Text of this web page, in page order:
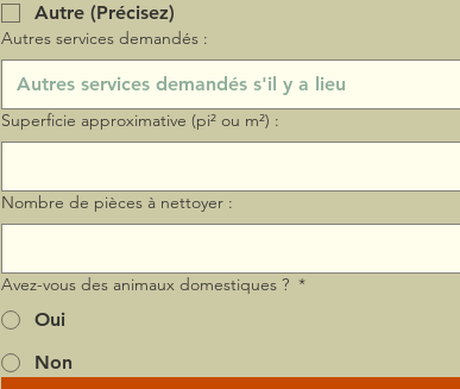
Autre (Précisez)
Autres services demandés :
Superficie approximative (pi² ou m²) :
Nombre de pièces à nettoyer :
Avez-vous des animaux domestiques ? *
Oui
Non